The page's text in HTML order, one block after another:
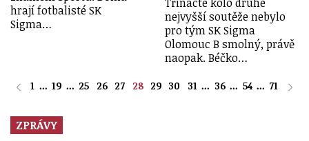
hrají fotbalisté SK
Sigma…
nejvyšší soutěže nebylo
pro tým SK Sigma
Olomouc B smolný, právě
naopak. Béčko…
1 ... 19 ... 25 26 27 28 29 30 31 ... 36 ... 54 ... 71
ZPRÁVY